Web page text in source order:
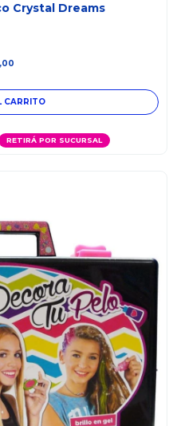
Crystal Dreams
RETIRÁ POR SUCURSAL